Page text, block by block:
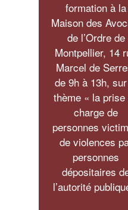
formation à la
Maison des
de l’Ordre de
Montpellier, 14
Marcel de
de 9h à 13h,
thème « la prise
charge de
personnes
de violences
personnes
dépositaires
l’autorité